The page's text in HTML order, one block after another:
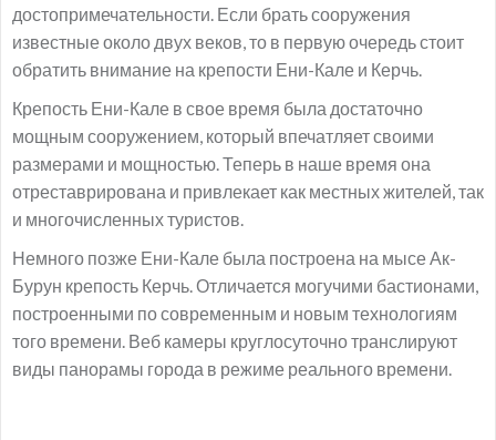
достопримечательности. Если брать сооружения
известные около двух веков, то в первую очередь стоит
обратить внимание на крепости Ени-Кале и Керчь.
Крепость Ени-Кале в свое время была достаточно
мощным сооружением, который впечатляет своими
размерами и мощностью. Теперь в наше время она
отреставрирована и привлекает как местных жителей, так
и многочисленных туристов.
Немного позже Ени-Кале была построена на мысе Ак-
Бурун крепость Керчь. Отличается могучими бастионами,
построенными по современным и новым технологиям
того времени. Веб камеры круглосуточно транслируют
виды панорамы города в режиме реального времени.